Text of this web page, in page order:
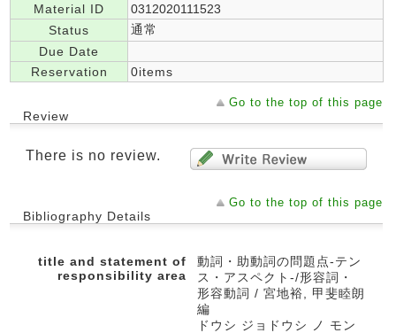
Material ID
0312020111523
Status
通常
Due Date
Reservation
0items
Go to the top of this page
Review
There is no review.
Go to the top of this page
Bibliography Details
title and statement of
responsibility area
動詞・助動詞の問題点-テン
ス・アスペクト-/形容詞・
形容動詞 / 宮地裕, 甲斐睦朗
編
ドウシ ジョドウシ ノ モン